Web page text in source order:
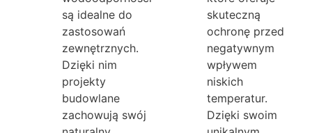
są idealne do
zastosowań
zewnętrznych.
Dzięki nim
projekty
budowlane
zachowują swój
skuteczną
ochronę przed
negatywnym
wpływem
niskich
temperatur.
Dzięki swoim